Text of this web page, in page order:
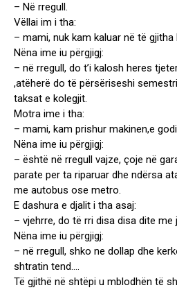
– Në rregull.
Vëllai im i tha:
– mami, nuk kam kaluar në të
Nëna ime iu përgjigj:
– në rregull, do t’i kalosh heres
,atëherë do të përsëriseshi
taksat e kolegjit.
Motra ime i tha:
– mami, kam prishur makinen,e
Nëna ime iu përgjigj:
– është në rregull vajze, çoje në
parate per ta riparuar dhe ndërsa
me autobus ose metro.
E dashura e djalit i tha asaj:
– vjehrre, do të rri disa disa dite me
Nëna ime iu përgjigj:
– në rregull, shko ne dollap dhe
shtratin tend….
Të gjithë në shtëpi u mblodhën të